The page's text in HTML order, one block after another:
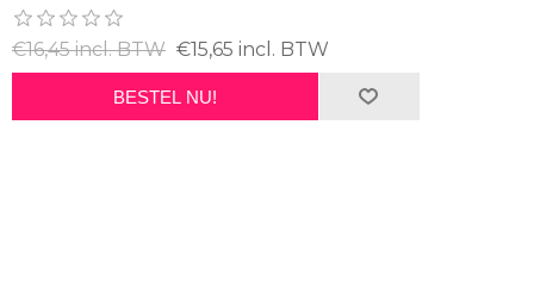
€16,45 incl. BTW €15,65 incl. BTW
BESTEL NU!